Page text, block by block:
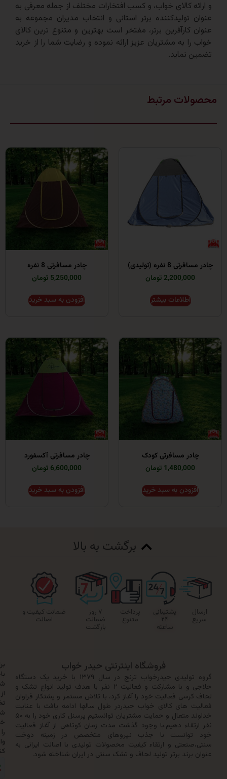
کالای خواب، و کسب افتخارات مختلف از جمله معرفی به
تولیدکننده برتر استانی و انتخاب مدیران مجموعه به
برتر، مفتخر است بهترین و متنوع ترین کالای
به مشتریان عزیز ارائه نموده و رضایت شما را از خرید
نماید.
مرتبط
نفره (تولیدی)
اطلاعات بیشتر
چادر مسافرتی 8 نفره
افزودن به سبد خرید
مسافرتی کودک
به سبد خرید
چادر مسافرتی آکسفورد
افزودن به سبد خرید
برگشت به بالا
پشتیبانی
۲۴
پرداخت
متنوع
۷ روز
ضمانت
ضمانت کیفیت و
اصالت
فروشگاه اینترنتی حیدر خواب
گروه تولیدی حیدرخواب ترنج در سال ۱۳۷۹ با خرید یک دستگاه
حلاجی و با مشارکت و فعالیت ۲ نفر با هدف تولید انواع تشک و
فعالیت خود را آغاز کرد، با تلاش مستمر و پشتکار فراوان
های کالای خواب حیدردر طول سالها ادامه یافت با عنایت
خداوند متعال و حمایت مشتریان توانستیم پرسنل کاری خود را به ۵۰
دهیم.با وجود گذشت مدت زمان کوتاهی از آغاز فعالیت
با جذب نیروهای متخصص در زمینه دوخت
و ارتقاء کیفیت محصولات تولیدی با اصالت ایرانی به
برتر تولید لحاف و تشک سنتی در ایران شناخته شود.
باخبر
شدن
از
تخفیف‌ها
شماره
خود
وارد
کنید: